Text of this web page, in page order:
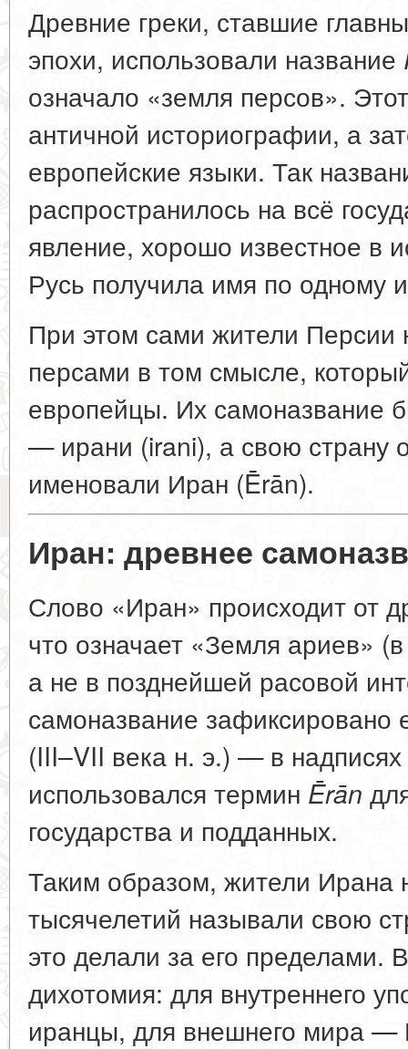
Древние греки, ставшие
эпохи, использовали название
означало «земля персов».
античной историографии, а
европейские языки. Так
распространилось на всё
явление, хорошо известное в
Русь получила имя по одному
При этом сами жители Персии
персами в том смысле,
европейцы. Их самоназвание
— ирани (irani), а свою страну
именовали Иран (Ērān).
Иран: древнее
Слово «Иран» происходит от
что означает «Земля ариев»
а не в позднейшей расовой
самоназвание зафиксировано
(III–VII века н. э.) — в
использовался термин Ērān
государства и подданных.
Таким образом, жители Ирана
тысячелетий называли свою
это делали за его пределами.
дихотомия: для внутреннего
иранцы, для внешнего мира —